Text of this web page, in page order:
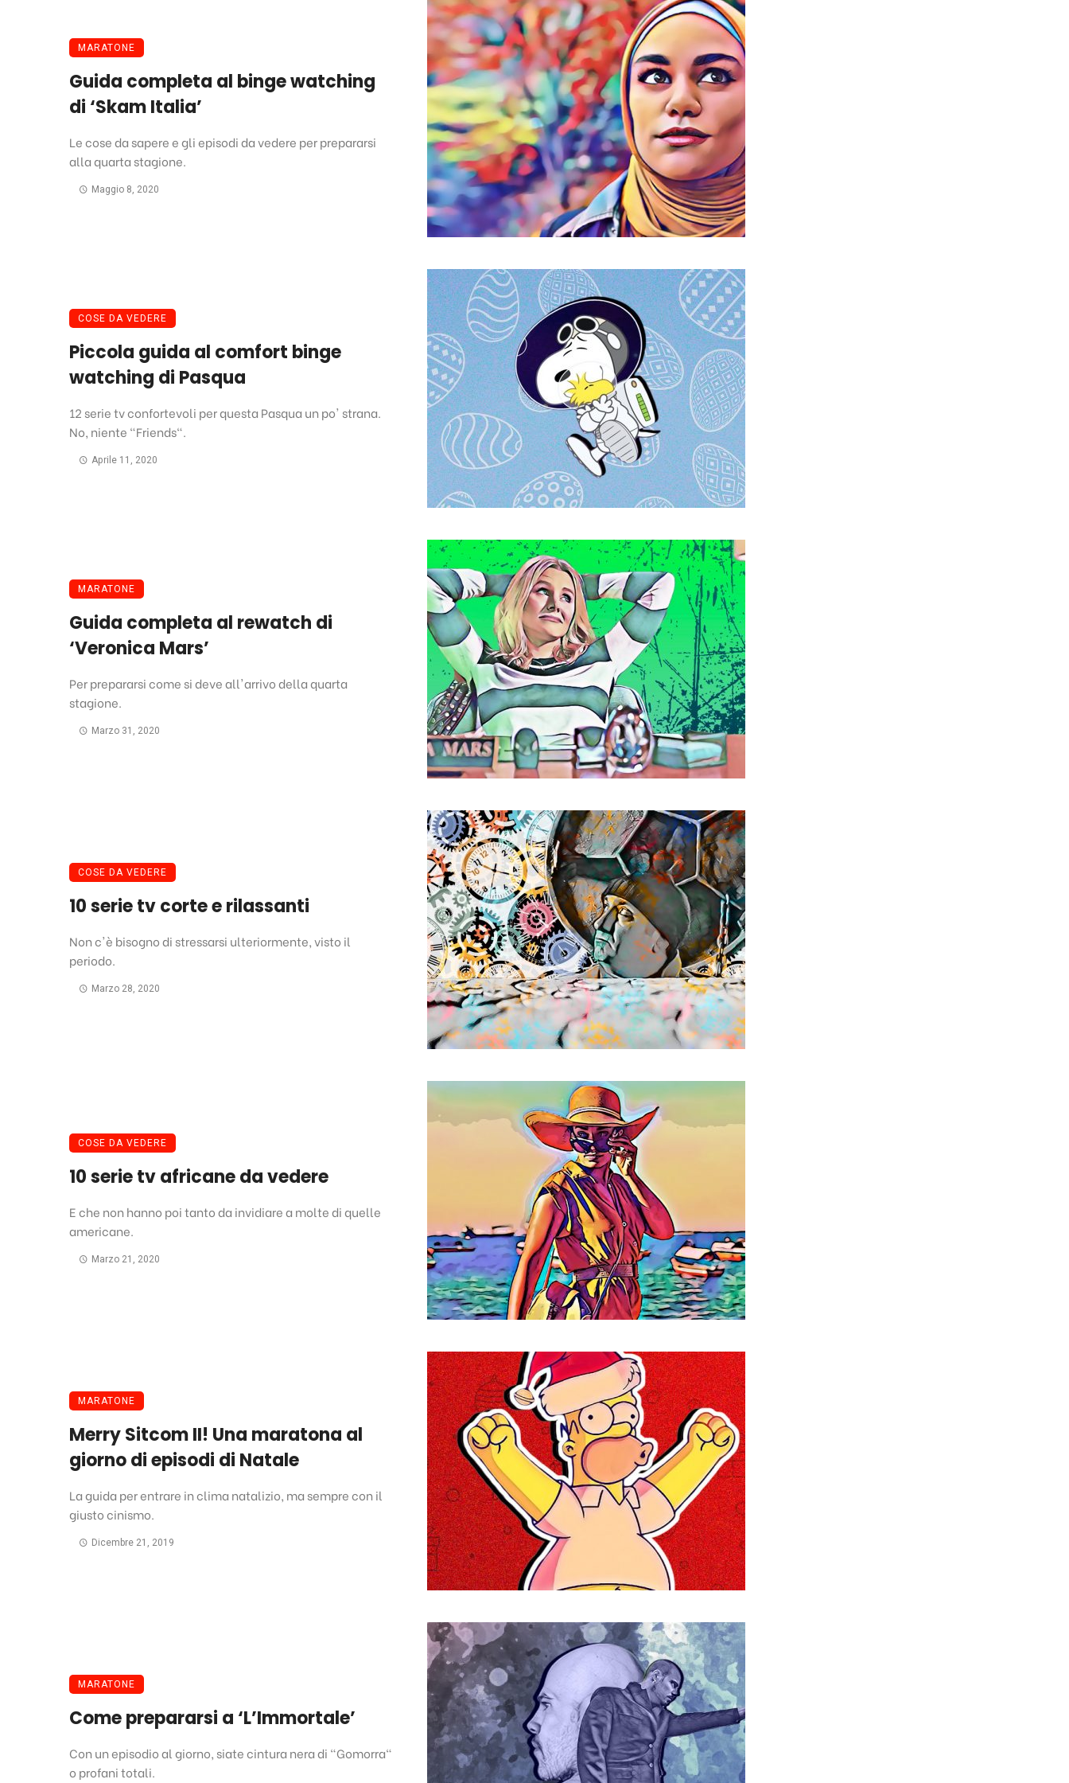
MARATONE
Guida completa al binge watching
di ‘Skam Italia’
Le cose da sapere e gli episodi da vedere per prepararsi
alla quarta stagione.
Maggio 8, 2020
COSE DA VEDERE
Piccola guida al comfort binge
watching di Pasqua
12 serie tv confortevoli per questa Pasqua un po' strana.
No, niente "Friends".
Aprile 11, 2020
MARATONE
Guida completa al rewatch di
‘Veronica Mars’
Per prepararsi come si deve all'arrivo della quarta
stagione.
Marzo 31, 2020
COSE DA VEDERE
10 serie tv corte e rilassanti
Non c'è bisogno di stressarsi ulteriormente, visto il
periodo.
Marzo 28, 2020
COSE DA VEDERE
10 serie tv africane da vedere
E che non hanno poi tanto da invidiare a molte di quelle
americane.
Marzo 21, 2020
MARATONE
Merry Sitcom II! Una maratona al
giorno di episodi di Natale
La guida per entrare in clima natalizio, ma sempre con il
giusto cinismo.
Dicembre 21, 2019
MARATONE
Come prepararsi a ‘L’Immortale’
Con un episodio al giorno, siate cintura nera di "Gomorra"
o profani totali.